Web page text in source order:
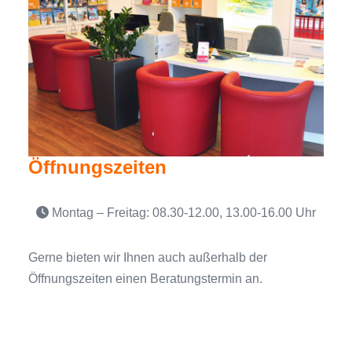
Öffnungszeiten
Montag – Freitag: 08.30-12.00, 13.00-16.00 Uhr
Gerne bieten wir Ihnen auch außerhalb der
Öffnungszeiten einen Beratungstermin an.